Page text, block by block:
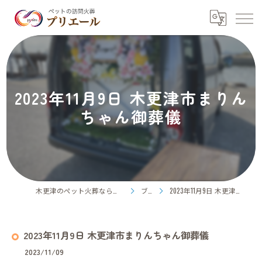
2023年11月9日 木更津市まりん
ちゃん御葬儀
ブログ 2023年11月9日 木更津市まりんちゃん御葬儀
2023年11月9日 木更津市まりんちゃん御葬儀
2023/11/09